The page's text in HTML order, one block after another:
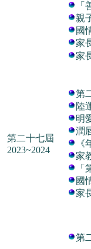
親
國
家
家
第二十七屆
2023~2024
第
陸
明
潤
家
國
家
第